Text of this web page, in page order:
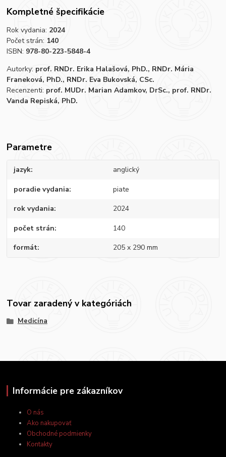
Kompletné špecifikácie
Rok vydania: 2024
Počet strán: 140
ISBN: 978-80-223-5848-4
Autorky: prof. RNDr. Erika Halašová, PhD., RNDr. Mária
Franeková, PhD., RNDr. Eva Bukovská, CSc.
Recenzenti: prof. MUDr. Marian Adamkov, DrSc., prof. RNDr.
Vanda Repiská, PhD.
Parametre
jazyk anglický
poradie vydania piate
rok vydania 2024
počet strán 140
formát 205 x 290 mm
Tovar zaradený v kategóriách
Medicína
Informácie pre zákazníkov
O nás
Ako nakupovať
Obchodné podmienky
Kontakty